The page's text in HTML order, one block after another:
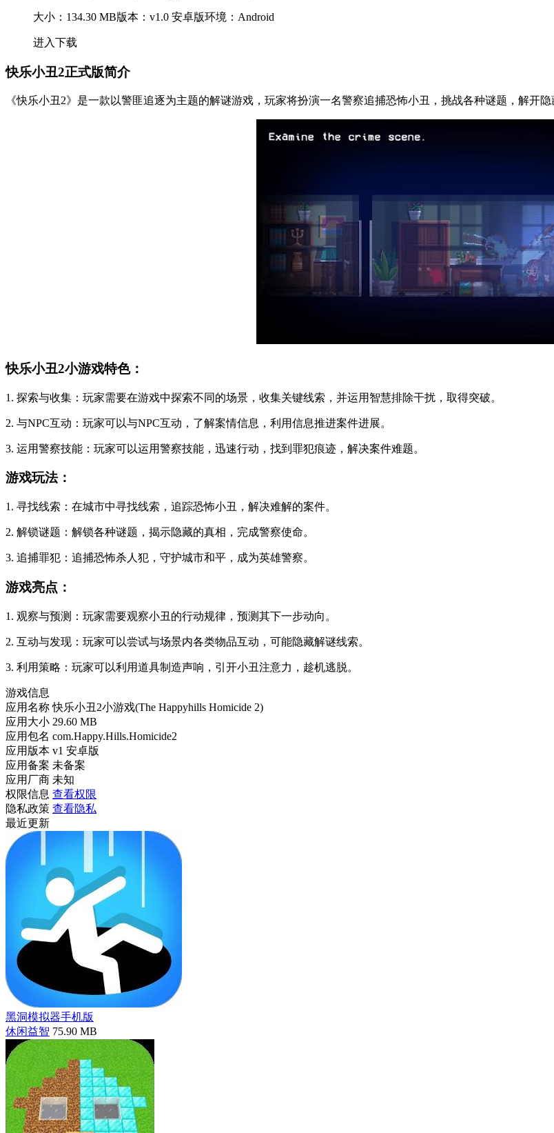
大小：134.30 MB版本：v1.0 安卓版环境：Android
进入下载
快乐小丑2正式版简介
《快乐小丑2》是一款以警匪追逐为主题的解谜游戏，玩家将扮演一名警察追捕恐怖小丑，挑战各种谜题，解开隐
快乐小丑2小游戏特色：
1. 探索与收集：玩家需要在游戏中探索不同的场景，收集关键线索，并运用智慧排除干扰，取得突破。
2. 与NPC互动：玩家可以与NPC互动，了解案情信息，利用信息推进案件进展。
3. 运用警察技能：玩家可以运用警察技能，迅速行动，找到罪犯痕迹，解决案件难题。
游戏玩法：
1. 寻找线索：在城市中寻找线索，追踪恐怖小丑，解决难解的案件。
2. 解锁谜题：解锁各种谜题，揭示隐藏的真相，完成警察使命。
3. 追捕罪犯：追捕恐怖杀人犯，守护城市和平，成为英雄警察。
游戏亮点：
1. 观察与预测：玩家需要观察小丑的行动规律，预测其下一步动向。
2. 互动与发现：玩家可以尝试与场景内各类物品互动，可能隐藏解谜线索。
3. 利用策略：玩家可以利用道具制造声响，引开小丑注意力，趁机逃脱。
游戏信息
应用名称 快乐小丑2小游戏(The Happyhills Homicide 2)
应用大小 29.60 MB
应用包名 com.Happy.Hills.Homicide2
应用版本 v1 安卓版
应用备案 未备案
应用厂商 未知
权限信息 查看权限
隐私政策 查看隐私
最近更新
黑洞模拟器手机版
休闲益智 75.90 MB